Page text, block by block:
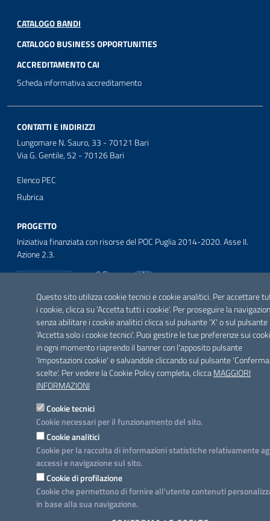
Questo sito utilizza cookie tecnici e cookie analitici. Per accettare
i cookie, clicca su 'Accetta tutti i cookie'. Per proseguire la
senza abilitare i cookie analitici clicca sul pulsante 'X' o sul pulsante
'Accetta solo i cookie tecnici'. Puoi gestire le tue preferenze sui
in ogni momento riaprendo il banner con l'apposito pulsante
'Impostazioni cookie' e salvandole cliccando sul pulsante
scelte'. Per vedere la Cookie Policy completa, cliccaMAGGIORI
INFORMAZIONI
Cookie tecnici
Cookie necessari per il funzionamento del sito.
Cookie analitici
Cookie per la raccolta di informazioni statistiche relativamente
accessi e navigazione sul sito.
Cookie di profilazione
Cookie che permettono di fornire all'utente contenuti
in base alla sua navigazione.
CATALOGO BANDI
CATALOGO BUSINESS OPPORTUNITIES
ACCREDITAMENTO CAI
Scheda informativa accreditamento
CONTATTI E INDIRIZZI
Lungomare N. Sauro, 33 - 70121 Bari
Via G. Gentile, 52 - 70126 Bari
Elenco PEC
Rubrica
PROGETTO
Iniziativa finanziata con risorse del POC Puglia 2014-2020. Asse II.
Azione 2.3.
SEGUICI SU
FacebookTwitter Youtube InstagramLinkedin